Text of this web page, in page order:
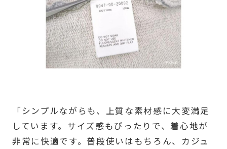
「シンプルながらも、上質な素材感に大変満足
しています。サイズ感もぴったりで、着心地が
非常に快適です。普段使いはもちろん、カジュ